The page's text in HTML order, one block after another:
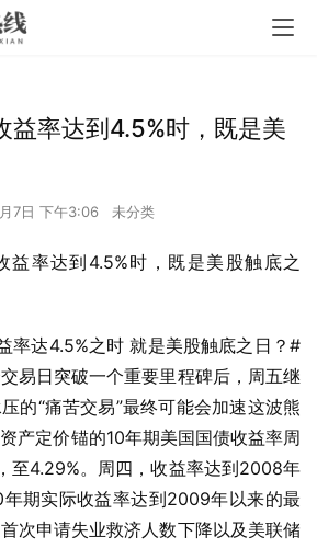
益率达到4.5%时，既是美
7日 下午3:06 未分类
益率达到4.5%时，既是美股触底之
率达4.5%之时 就是美股触底之日？#
易日突破一个重要里程碑后，周五继
的“痛苦交易”最终可能会加速这波熊
产定价锚的10年期美国国债收益率周
至4.29%。周四，收益率达到2008年
年期实际收益率达到2009年以来的最
次申请失业救济人数下降以及美联储